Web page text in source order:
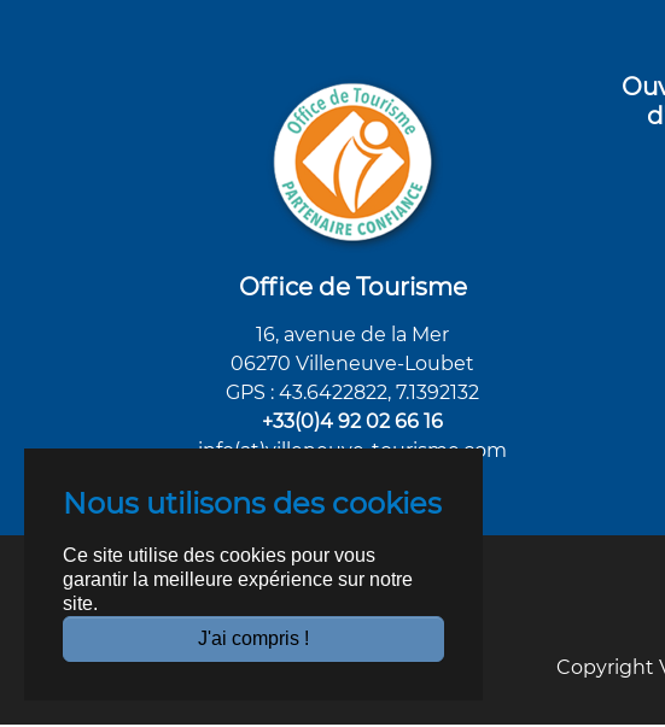
Nous utilisons des cookies
Ce site utilise des cookies pour vous
garantir la meilleure expérience sur notre
site.
J'ai compris !
Office de Tourisme
16, avenue de la Mer
06270 Villeneuve-Loubet
GPS : 43.6422822, 7.1392132
+33(0)4 92 02 66 16
info(at)villeneuve-tourisme.com
Copyright